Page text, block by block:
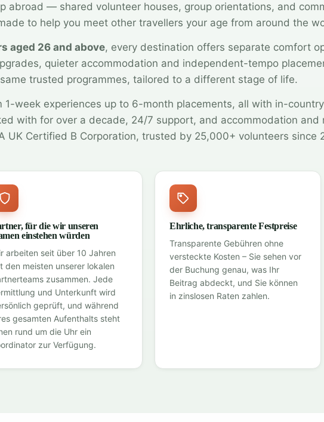
abroad — shared volunteer houses, group orientations, and
to help you meet other travellers your age from around the
aged 26 and above, every destination offers separate comfort
quieter accommodation and independent-tempo
same trusted programmes, tailored to a different stage of life.
1-week experiences up to 6-month placements, all with in-
with for over a decade, 24/7 support, and accommodation and
UK Certified B Corporation, trusted by 25,000+ volunteers since
für die wir unseren
einstehen würden
arbeiten seit über 10 Jahren
den meisten unserer lokalen
zusammen. Jede
und Unterkunft wird
geprüft, und während
gesamten Aufenthalts steht
rund um die Uhr ein
zur Verfügung.
Ehrliche, transparente Festpreise
Transparente Gebühren ohne
versteckte Kosten – Sie sehen vor
der Buchung genau, was Ihr
Beitrag abdeckt, und Sie können
in zinslosen Raten zahlen.